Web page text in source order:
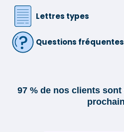
Lettres types
Questions fréquentes